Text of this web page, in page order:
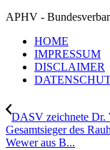
APHV -
HOME
IMPRESSUM
DISCLAIMER
DASV zeichnete Dr.
Gesamtsieger des
Wewer aus B...